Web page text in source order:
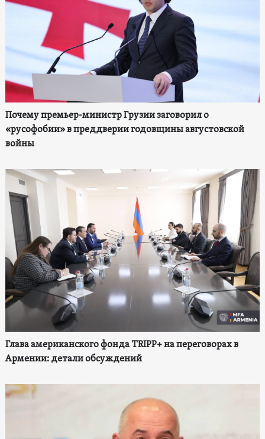
Почему премьер-министр Грузии заговорил о
«русофобии» в преддверии годовщины августовской
войны
Глава американского фонда TRIPP+ на переговорах в
Армении: детали обсуждений